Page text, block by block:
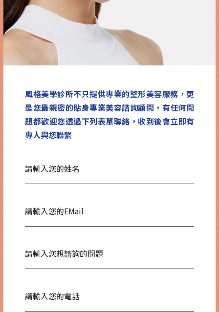
風格美學診所不只提供專業的整形美容服務，更
是您最親密的貼身專業美容諮詢顧問，有任何問
題都歡迎您透過下列表單聯絡，收到後會立即有
專人與您聯繫